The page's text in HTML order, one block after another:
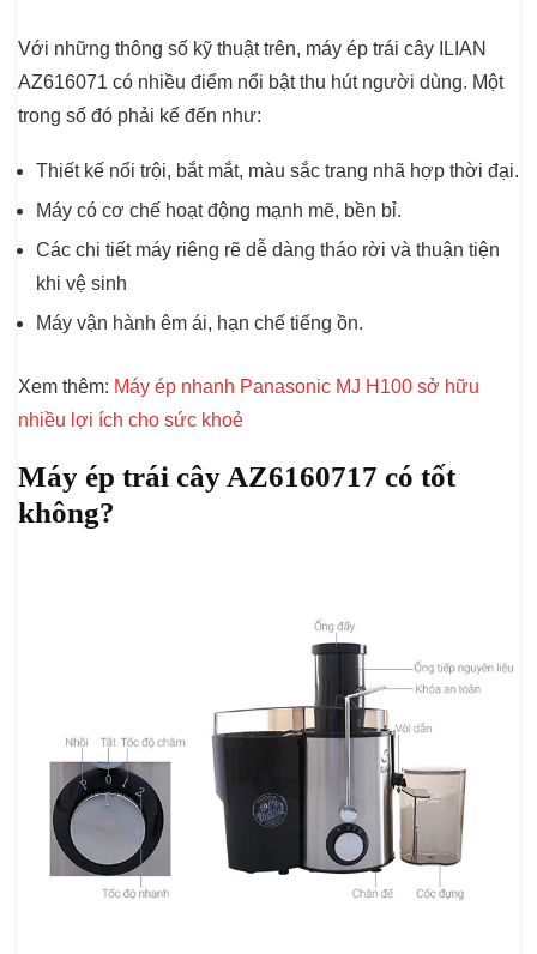
Với những thông số kỹ thuật trên, máy ép trái cây ILIAN
AZ616071 có nhiều điểm nổi bật thu hút người dùng. Một
trong số đó phải kể đến như:
Thiết kế nổi trội, bắt mắt, màu sắc trang nhã hợp thời đại.
Máy có cơ chế hoạt động mạnh mẽ, bền bỉ.
Các chi tiết máy riêng rẽ dễ dàng tháo rời và thuận tiện
khi vệ sinh
Máy vận hành êm ái, hạn chế tiếng ồn.
Xem thêm: Máy ép nhanh Panasonic MJ H100 sở hữu
nhiều lợi ích cho sức khoẻ
Máy ép trái cây AZ6160717 có tốt
không?